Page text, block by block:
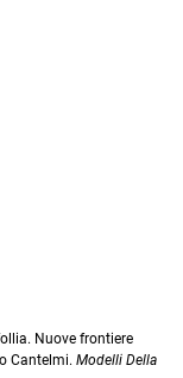
Nuove frontiere
Cantelmi. Modelli Della